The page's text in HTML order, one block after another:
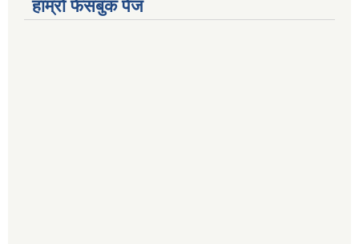
हाम्रो फेसबुक पेज